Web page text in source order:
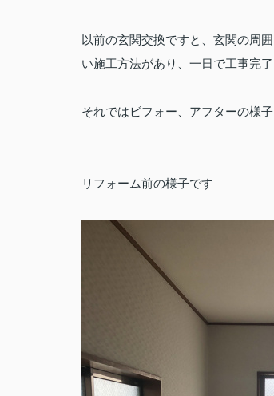
以前の玄関交換ですと、玄関の周
い施工方法があり、一日で工事完
それではビフォー、アフターの様
リフォーム前の様子です